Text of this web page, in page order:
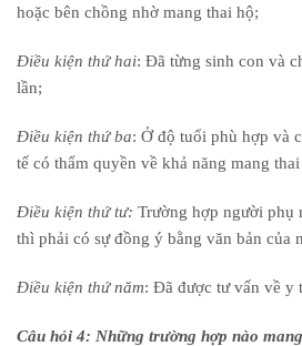
hoặc bên chồng nhờ mang thai hộ;
Điều kiện thứ hai: Đã từng sinh con và
lần;
Điều kiện thứ ba: Ở độ tuổi phù hợp và
tế có thẩm quyền về khả năng mang
Điều kiện thứ tư: Trường hợp người phụ
thì phải có sự đồng ý bằng văn bản của
Điều kiện thứ năm: Đã được tư vấn về y
Câu hỏi 4: Những trường hợp nào